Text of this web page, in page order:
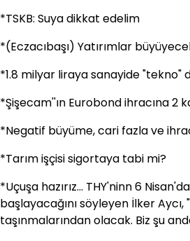
*TSKB: Suya dikkat edelim
*(Eczacıbaşı) Yatırımlar
*1.8 milyar liraya sanayide "tekno"
*Şişecam''ın Eurobond ihracına 2
*Negatif büyüme, cari fazla ve
*Tarım işçisi sigortaya tabi mi?
*Uçuşa hazırız... THY'ninn 6
başlayacağını söyleyen İlker
taşınmalarından olacak. Biz şu